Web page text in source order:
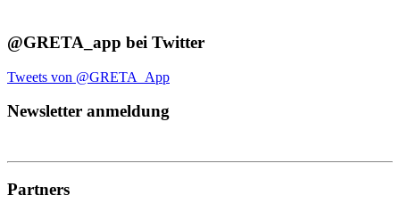
@GRETA_app bei Twitter
Tweets von @GRETA_App
Newsletter anmeldung
Partners